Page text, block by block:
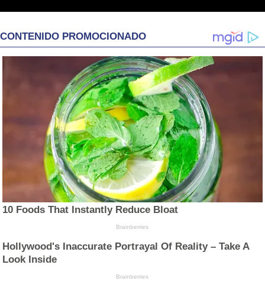
CONTENIDO PROMOCIONADO
10 Foods That Instantly Reduce Bloat
Brainberries
Hollywood's Inaccurate Portrayal Of Reality – Take A
Look Inside
Brainberries